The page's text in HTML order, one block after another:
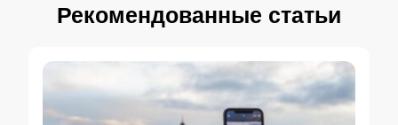
Рекомендованные статьи